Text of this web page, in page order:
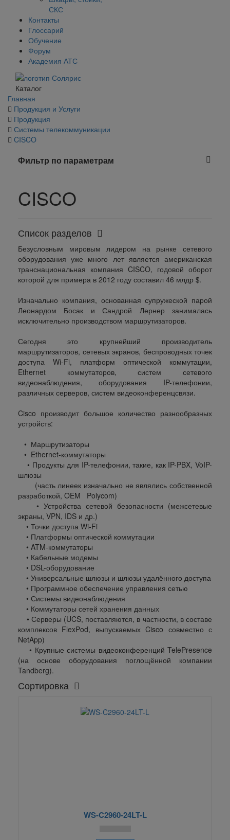
СКС
Контакты
Глоссарий
Обучение
Форум
Академия АТС
Каталог
Главная
Продукция и Услуги
Продукция
Системы телекоммуникации
CISCO
Фильтр по параметрам
CISCO
Список разделов
Безусловным мировым лидером на рынке сетевого
оборудования уже много лет является американская
транснациональная компания CISCO, годовой оборот
которой для примера в 2012 году составил 46 млдр $.
Изначально компания, основанная супружеской парой
Леонардом Босак и Сандрой Лернер занималась
исключительно производством маршрутизаторов.
Сегодня это крупнейший производитель
маршрутизаторов, сетевых экранов, беспроводных точек
доступа Wi-Fi, платформ оптической коммутации,
Ethernet коммутаторов, систем сетевого
видеонаблюдения, оборудования IP-телефонии,
различных серверов, систем видеоконференцсвязи.
Cisco производит большое количество разнообразных
устройств:
• Маршрутизаторы
• Ethernet-коммутаторы
• Продукты для IP-телефонии, такие, как IP-PBX, VoIP-
шлюзы
(часть линеек изначально не являлись собственной
разработкой, OEM Polycom)
• Устройства сетевой безопасности (межсетевые
экраны, VPN, IDS и др.)
• Точки доступа Wi-Fi
• Платформы оптической коммутации
• ATM-коммутаторы
• Кабельные модемы
• DSL-оборудование
• Универсальные шлюзы и шлюзы удалённого доступа
• Программное обеспечение управления сетью
• Системы видеонаблюдения
• Коммутаторы сетей хранения данных
• Серверы (UCS, поставляются, в частности, в составе
комплексов FlexPod, выпускаемых Cisco совместно с
NetApp)
• Крупные системы видеоконференций TelePresence
(на основе оборудования поглощённой компании
Tandberg).
Сортировка
WS-C2960-24LT-L